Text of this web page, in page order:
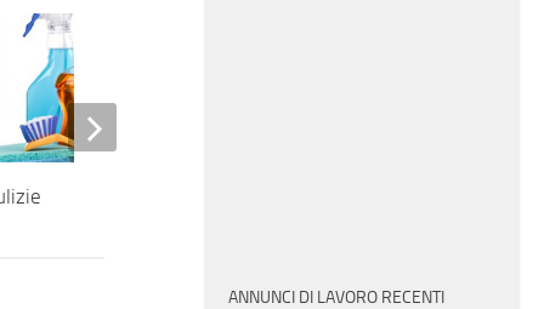
ANNUNCI DI LAVORO RECENTI